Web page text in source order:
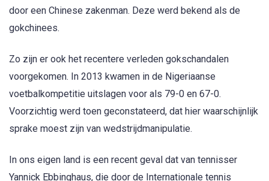
door een Chinese zakenman. Deze werd bekend als de
gokchinees.
Zo zijn er ook het recentere verleden gokschandalen
voorgekomen. In 2013 kwamen in de Nigeriaanse
voetbalkompetitie uitslagen voor als 79-0 en 67-0.
Voorzichtig werd toen geconstateerd, dat hier waarschijnlijk
sprake moest zijn van wedstrijdmanipulatie.
In ons eigen land is een recent geval dat van tennisser
Yannick Ebbinghaus, die door de Internationale tennis